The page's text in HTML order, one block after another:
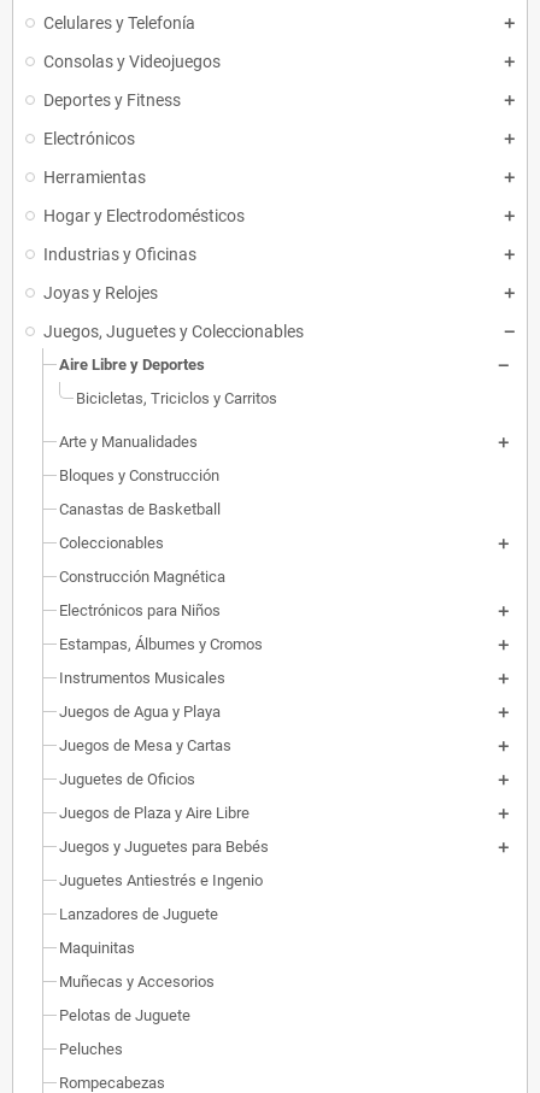
Celulares y Telefonía
Consolas y Videojuegos
Deportes y Fitness
Electrónicos
Herramientas
Hogar y Electrodomésticos
Industrias y Oficinas
Joyas y Relojes
Juegos, Juguetes y Coleccionables
Aire Libre y Deportes
Bicicletas, Triciclos y Carritos
Arte y Manualidades
Bloques y Construcción
Canastas de Basketball
Coleccionables
Construcción Magnética
Electrónicos para Niños
Estampas, Álbumes y Cromos
Instrumentos Musicales
Juegos de Agua y Playa
Juegos de Mesa y Cartas
Juguetes de Oficios
Juegos de Plaza y Aire Libre
Juegos y Juguetes para Bebés
Juguetes Antiestrés e Ingenio
Lanzadores de Juguete
Maquinitas
Muñecas y Accesorios
Pelotas de Juguete
Peluches
Rompecabezas